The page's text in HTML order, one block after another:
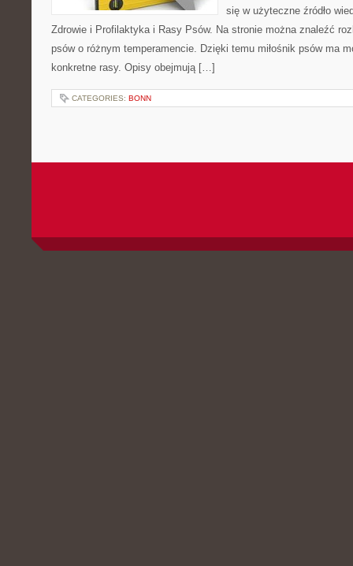
się w użyteczne źródło
Zdrowie i Profilaktyka i Rasy Psów. Na stronie można znaleźć
psów o różnym temperamencie. Dzięki temu miłośnik psów ma
konkretne rasy. Opisy obejmują […]
CATEGORIES: BONN